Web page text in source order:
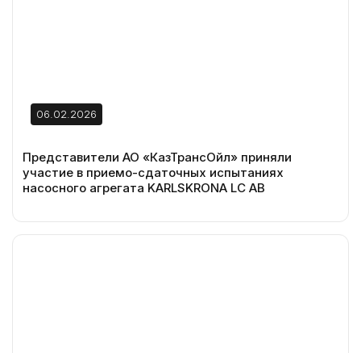
06.02.2026
Представители АО «КазТрансОйл» приняли
участие в приемо-сдаточных испытаниях
насосного агрегата KARLSKRONA LC AB